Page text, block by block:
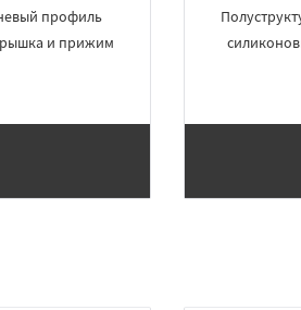
профиль
и прижим